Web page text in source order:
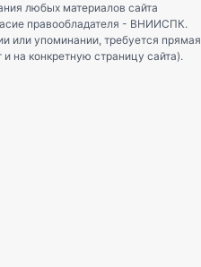
любых материалов сайта
правообладателя - ВНИИСПК.
или упоминании, требуется прямая
и на конкретную страницу сайта).